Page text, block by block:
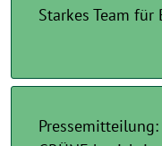
Starkes Team für